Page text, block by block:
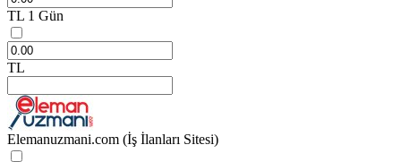
TL 1 Gün
TL
Elemanuzmani.com (İş İlanları Sitesi)